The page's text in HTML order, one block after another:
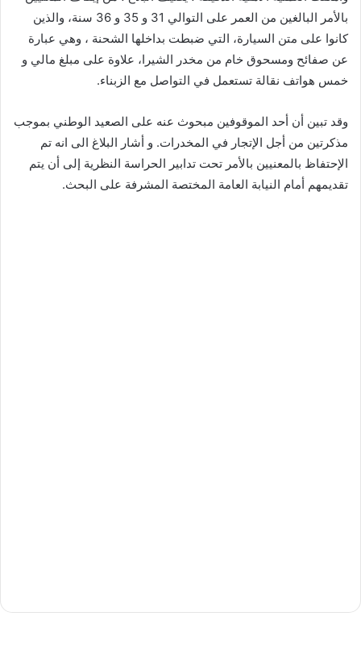
بالأمر البالغين من العمر على التوالي 31 و 35 و 36 سنة، والذين
كانوا على متن السيارة، التي ضبطت بداخلها الشحنة ، وهي عبارة
عن صفائح ومسحوق خام من مخدر الشيرا، علاوة على مبلغ مالي و
خمس هواتف نقالة تستعمل في التواصل مع الزبناء.
وقد تبين أن أحد الموقوفين مبحوث عنه على الصعيد الوطني بموجب
مذكرتين من أجل الإتجار في المخدرات. و أشار البلاغ الى انه تم
الإحتفاظ بالمعنيين بالأمر تحت تدابير الحراسة النظرية إلى أن يتم
تقديمهم أمام النيابة العامة المختصة المشرفة على البحث.